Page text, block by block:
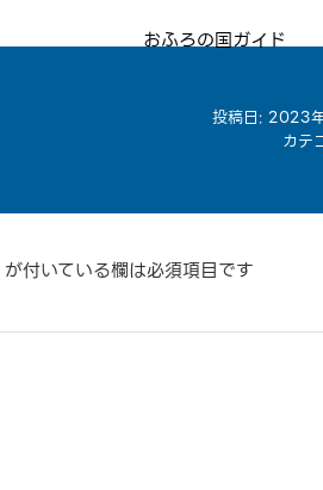
おふろの国ガイド
投稿日: 2023
カテ
が付いている欄は必須項目です